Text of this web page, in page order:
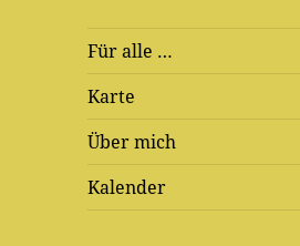
Für alle …
Karte
Über mich
Kalender